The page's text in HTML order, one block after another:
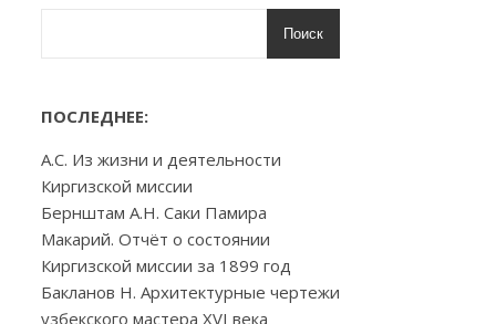
Поиск
ПОСЛЕДНЕЕ:
А.С. Из жизни и деятельности
Киргизской миссии
Бернштам А.Н. Саки Памира
Макарий. Отчёт о состоянии
Киргизской миссии за 1899 год
Бакланов Н. Архитектурные чертежи
узбекского мастера XVI века